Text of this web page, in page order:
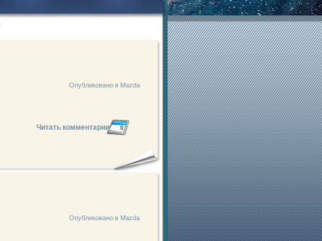
Опубликовано в Mazda
Читать комментарии 0
Опубликовано в Mazda